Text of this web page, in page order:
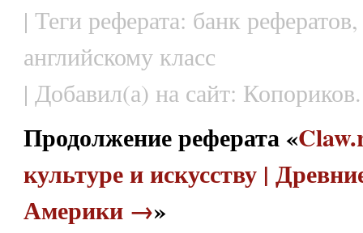
| Теги реферата: банк
английскому класс
| Добавил(а) на сайт: Копориков.
Продолжение реферата «
культуре и искусству |
Америки →»